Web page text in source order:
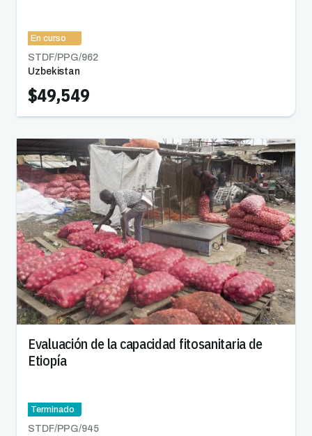
En curso
STDF/PPG/962
Uzbekistan
$49,549
Evaluación de la capacidad fitosanitaria de
Etiopía
Terminado
STDF/PPG/945